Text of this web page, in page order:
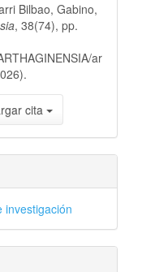
Bilbao, Gabino,
, 38(74), pp.
ar
cita
investigación